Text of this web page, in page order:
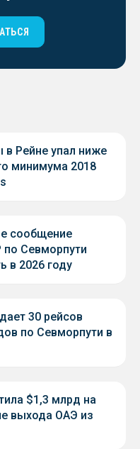
в Рейне упал ниже
минимума 2018
сообщение
Севморпути
в 2026 году
30 рейсов
по Севморпути в
$1,3 млрд на
выхода ОАЭ из